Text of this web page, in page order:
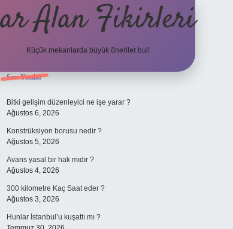
Alan Fikirleri
Küçük mekanlarda büyük öneriler bul!
Sidebar
Son Yazılar
Bitki gelişim düzenleyici ne işe yarar ?
Ağustos 6, 2026
Konstrüksiyon borusu nedir ?
Ağustos 5, 2026
Avans yasal bir hak mıdır ?
Ağustos 4, 2026
300 kilometre Kaç Saat eder ?
Ağustos 3, 2026
Hunlar İstanbul’u kuşattı mı ?